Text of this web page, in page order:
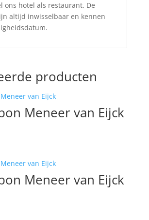
ons hotel als restaurant. De
altijd inwisselbaar en kennen
producten
Meneer van Eijck
Meneer van Eijck